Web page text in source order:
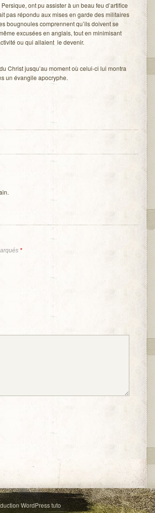
ont pu assis­ter à un beau feu d’artifice
pas répondu aux mises en garde des mili­taires
bou­gnoules com­prennent qu’ils doivent se
excu­sées en anglais, tout en mini­mi­sant
ou qui allaient le devenir.
Christ jusqu’au moment où celui-ci lui mon­tra
un évan­gile apocryphe.
*
WordPress tuto